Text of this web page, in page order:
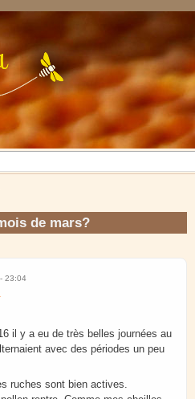
de mars?
23:04
il y a eu de très belles journées au
avec des périodes un peu
ruches sont bien actives.